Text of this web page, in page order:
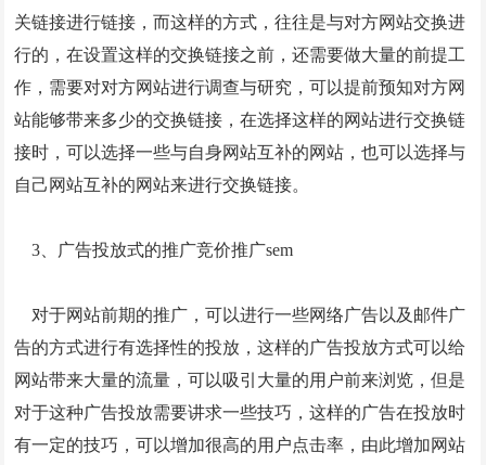
关链接进行链接，而这样的方式，往往是与对方网站交换进
行的，在设置这样的交换链接之前，还需要做大量的前提工
作，需要对对方网站进行调查与研究，可以提前预知对方网
站能够带来多少的交换链接，在选择这样的网站进行交换链
接时，可以选择一些与自身网站互补的网站，也可以选择与
自己网站互补的网站来进行交换链接。
3、广告投放式的推广竞价推广sem
对于网站前期的推广，可以进行一些网络广告以及邮件广
告的方式进行有选择性的投放，这样的广告投放方式可以给
网站带来大量的流量，可以吸引大量的用户前来浏览，但是
对于这种广告投放需要讲求一些技巧，这样的广告在投放时
有一定的技巧，可以增加很高的用户点击率，由此增加网站